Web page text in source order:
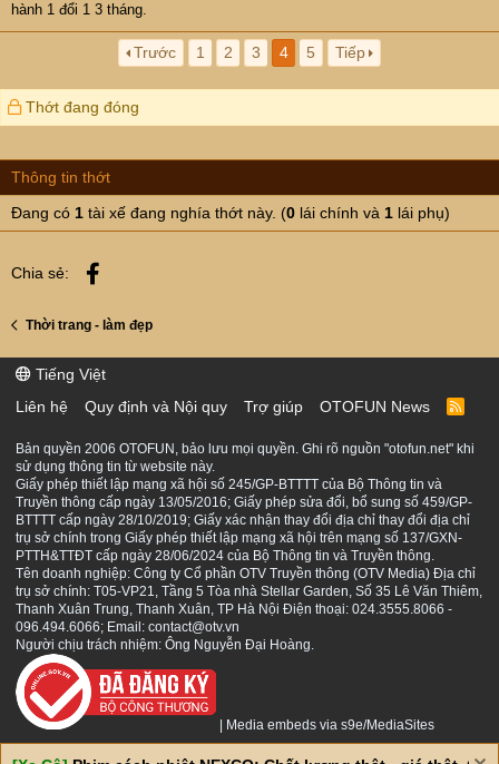
hành 1 đổi 1 3 tháng.
Trước 1 2 3 4 5 Tiếp
Thớt đang đóng
Thông tin thớt
Đang có 1 tài xế đang nghía thớt này. (0 lái chính và 1 lái phụ)
Chia sẻ:
Thời trang - làm đẹp
Tiếng Việt
Liên hệ
Quy định và Nội quy Trợ giúp OTOFUN News
R
S
Bản quyền 2006 OTOFUN, bảo lưu mọi quyền. Ghi rõ nguồn "otofun.net" khi
sử dụng thông tin từ website này.
Giấy phép thiết lập mạng xã hội số 245/GP-BTTTT của Bộ Thông tin và
Truyền thông cấp ngày 13/05/2016; Giấy phép sửa đổi, bổ sung số 459/GP-
BTTTT cấp ngày 28/10/2019; Giấy xác nhận thay đổi địa chỉ thay đổi địa chỉ
trụ sở chính trong Giấy phép thiết lập mạng xã hội trên mạng số 137/GXN-
PTTH&TTĐT cấp ngày 28/06/2024 của Bộ Thông tin và Truyền thông.
Tên doanh nghiệp: Công ty Cổ phần OTV Truyền thông (OTV Media) Địa chỉ
trụ sở chính: T05-VP21, Tầng 5 Tòa nhà Stellar Garden, Số 35 Lê Văn Thiêm,
Thanh Xuân Trung, Thanh Xuân, TP Hà Nội Điện thoại: 024.3555.8066 -
096.494.6066; Email: contact@otv.vn
Người chịu trách nhiệm: Ông Nguyễn Đại Hoàng.
Media embeds via s9e/MediaSites